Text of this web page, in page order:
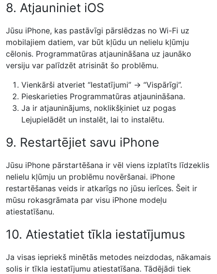
8. Atjauniniet iOS
Jūsu iPhone, kas pastāvīgi pārslēdzas no Wi-Fi uz
mobilajiem datiem, var būt kļūdu un nelielu kļūmju
cēlonis. Programmatūras atjaunināšana uz jaunāko
versiju var palīdzēt atrisināt šo problēmu.
Vienkārši atveriet “Iestatījumi” → “Vispārīgi”.
Pieskarieties Programmatūras atjaunināšana.
Ja ir atjauninājums, noklikšķiniet uz pogas
Lejupielādēt un instalēt, lai to instalētu.
9. Restartējiet savu iPhone
Jūsu iPhone pārstartēšana ir vēl viens izplatīts līdzeklis
nelielu kļūmju un problēmu novēršanai. iPhone
restartēšanas veids ir atkarīgs no jūsu ierīces. Šeit ir
mūsu rokasgrāmata par visu iPhone modeļu
atiestatīšanu.
10. Atiestatiet tīkla iestatījumus
Ja visas iepriekš minētās metodes neizdodas, nākamais
solis ir tīkla iestatījumu atiestatīšana. Tādējādi tiek